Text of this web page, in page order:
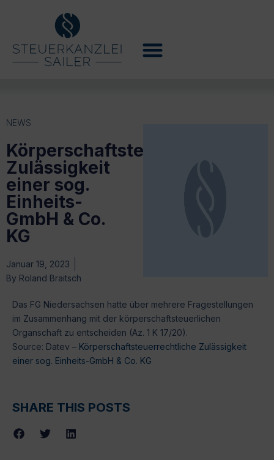
NEWS
Körperschaftsteuerrechtliche
Zulässigkeit
einer sog.
Einheits-
GmbH & Co.
KG
Januar 19, 2023
By Roland Braitsch
Das FG Niedersachsen hatte über mehrere Fragestellungen
im Zusammenhang mit der körperschaftsteuerlichen
Organschaft zu entscheiden (Az. 1 K 17/20).
Source: Datev – Körperschaftsteuerrechtliche Zulässigkeit
einer sog. Einheits-GmbH & Co. KG
SHARE THIS POSTS